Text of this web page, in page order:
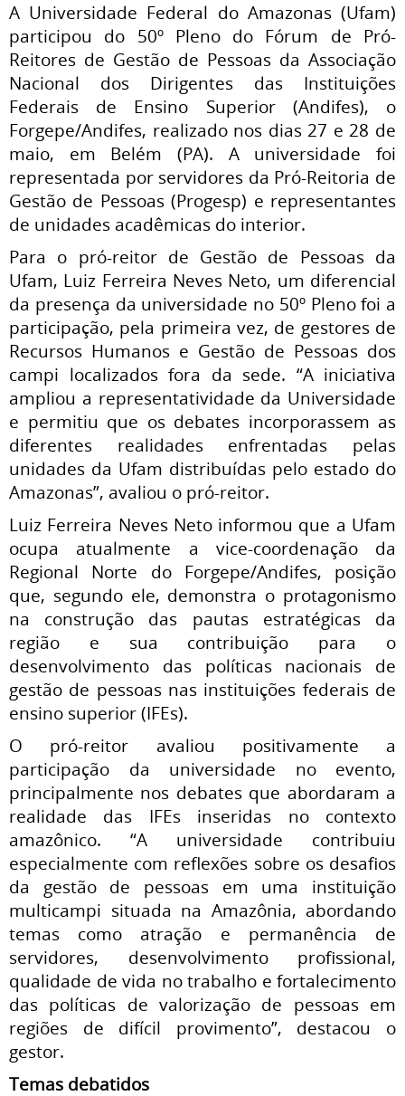
A Universidade Federal do Amazonas (Ufam)
participou do 50º Pleno do Fórum de Pró-
Reitores de Gestão de Pessoas da Associação
Nacional dos Dirigentes das Instituições
Federais de Ensino Superior (Andifes), o
Forgepe/Andifes, realizado nos dias 27 e 28 de
maio, em Belém (PA). A universidade foi
representada por servidores da Pró-Reitoria de
Gestão de Pessoas (Progesp) e representantes
de unidades acadêmicas do interior.
Para o pró-reitor de Gestão de Pessoas da
Ufam, Luiz Ferreira Neves Neto, um diferencial
da presença da universidade no 50º Pleno foi a
participação, pela primeira vez, de gestores de
Recursos Humanos e Gestão de Pessoas dos
campi localizados fora da sede. “A iniciativa
ampliou a representatividade da Universidade
e permitiu que os debates incorporassem as
diferentes realidades enfrentadas pelas
unidades da Ufam distribuídas pelo estado do
Amazonas”, avaliou o pró-reitor.
Luiz Ferreira Neves Neto informou que a Ufam
ocupa atualmente a vice-coordenação da
Regional Norte do Forgepe/Andifes, posição
que, segundo ele, demonstra o protagonismo
na construção das pautas estratégicas da
região e sua contribuição para o
desenvolvimento das políticas nacionais de
gestão de pessoas nas instituições federais de
ensino superior (IFEs).
O pró-reitor avaliou positivamente a
participação da universidade no evento,
principalmente nos debates que abordaram a
realidade das IFEs inseridas no contexto
amazônico. “A universidade contribuiu
especialmente com reflexões sobre os desafios
da gestão de pessoas em uma instituição
multicampi situada na Amazônia, abordando
temas como atração e permanência de
servidores, desenvolvimento profissional,
qualidade de vida no trabalho e fortalecimento
das políticas de valorização de pessoas em
regiões de difícil provimento”, destacou o
gestor.
Temas debatidos